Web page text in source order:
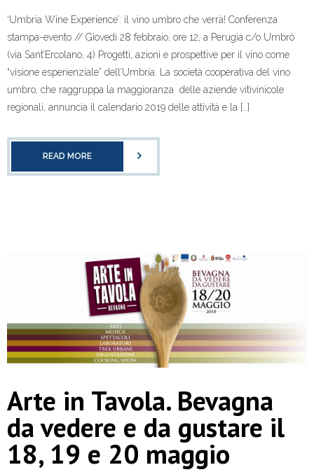
‘Umbria Wine Experience’: il vino umbro che verrà! Conferenza
stampa-evento // Giovedì 28 febbraio, ore 12, a Perugia c/o Umbrò
(via Sant’Ercolano, 4) Progetti, azioni e prospettive per il vino come
“visione esperienziale” dell’Umbria. La società cooperativa del vino
umbro, che raggruppa la maggioranza delle aziende vitivinicole
regionali, annuncia il calendario 2019 delle attività e la […]
READ MORE
Arte in Tavola. Bevagna
da vedere e da gustare il
18, 19 e 20 maggio